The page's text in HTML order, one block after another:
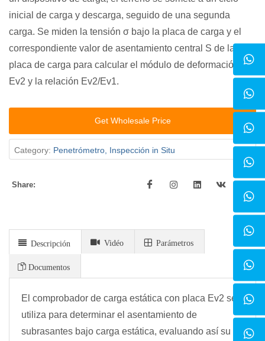
inicial de carga y descarga, seguido de una segunda
carga. Se miden la tensión σ bajo la placa de carga y el
correspondiente valor de asentamiento central S de la
placa de carga para calcular el módulo de deformación
Ev2 y la relación Ev2/Ev1.
Get Wholesale Price
Category: Penetrómetro, Inspección in Situ
Share:
Descripción Vidéo Parámetros
Documentos
El comprobador de carga estática con placa Ev2 se
utiliza para determinar el asentamiento de
subrasantes bajo carga estática, evaluando así su